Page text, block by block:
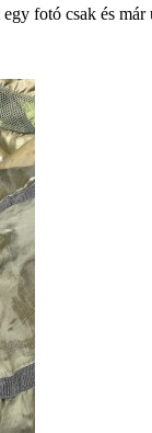
fotó csak és már